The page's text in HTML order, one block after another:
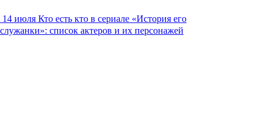
14 июля Кто есть кто в сериале «История его
служанки»: список актеров и их персонажей